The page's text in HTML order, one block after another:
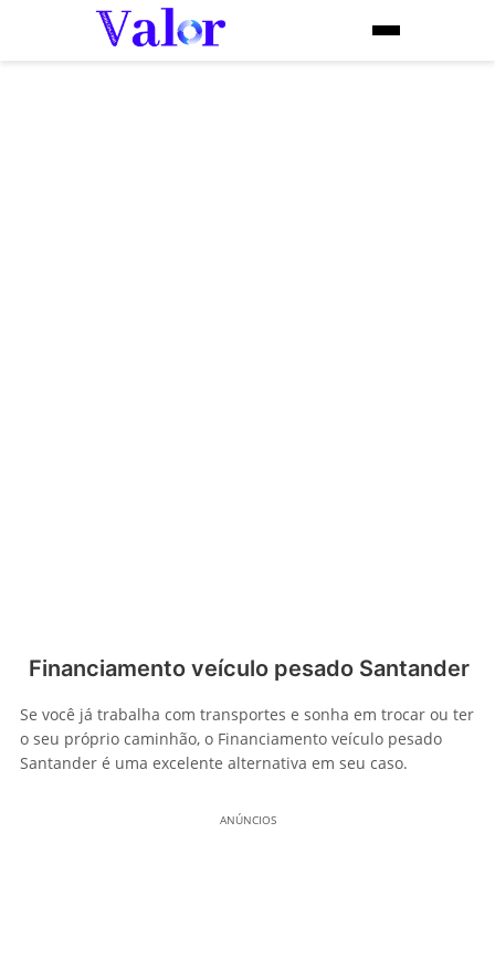
Financiamento veículo pesado Santander
Se você já trabalha com transportes e sonha em trocar ou ter
o seu próprio caminhão, o Financiamento veículo pesado
Santander é uma excelente alternativa em seu caso.
ANÚNCIOS